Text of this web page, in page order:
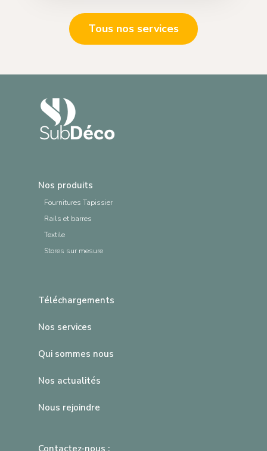
Tous nos services
Nos produits
Fournitures Tapissier
Rails et barres
Textile
Stores sur mesure
Téléchargements
Nos services
Qui sommes nous
Nos actualités
Nous rejoindre
Contactez-nous :